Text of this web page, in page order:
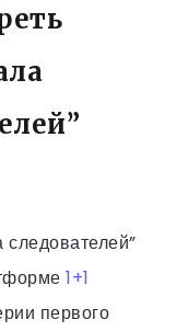
1+1
первого